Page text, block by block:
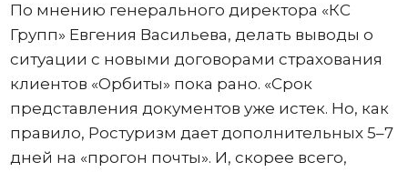
По мнению генерального директора «КС
Групп» Евгения Васильева, делать выводы о
ситуации с новыми договорами страхования
клиентов «Орбиты» пока рано. «Срок
представления документов уже истек. Но, как
правило, Ростуризм дает дополнительных 5–7
дней на «прогон почты». И, скорее всего,